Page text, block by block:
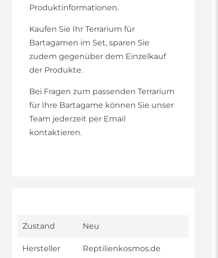
Produktinformationen.
Kaufen Sie Ihr Terrarium für
Bartagamen im Set, sparen Sie
zudem gegenüber dem Einzelkauf
der Produkte.
Bei Fragen zum passenden Terrarium
für Ihre Bartagame können Sie unser
Team jederzeit per Email
kontaktieren.
Technisches
Wert
Zustand Neu
Hersteller Reptilienkosmos.de